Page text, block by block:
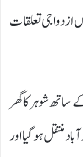
ازدواجی تعلقات
شوہر کا گھر
شوہر احمد آباد منتقل ہو گیا اور